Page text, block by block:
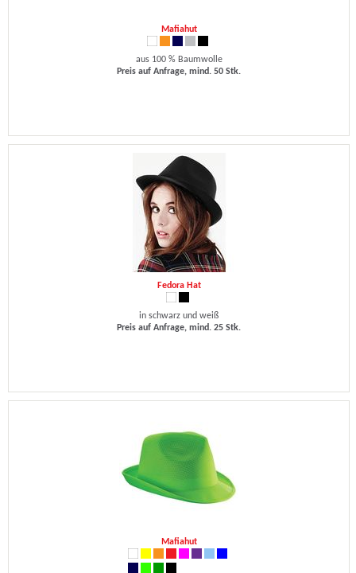
Mafiahut
aus 100 % Baumwolle
Preis auf Anfrage, mind. 50 Stk.
Fedora Hat
in schwarz und weiß
Preis auf Anfrage, mind. 25 Stk.
Mafiahut